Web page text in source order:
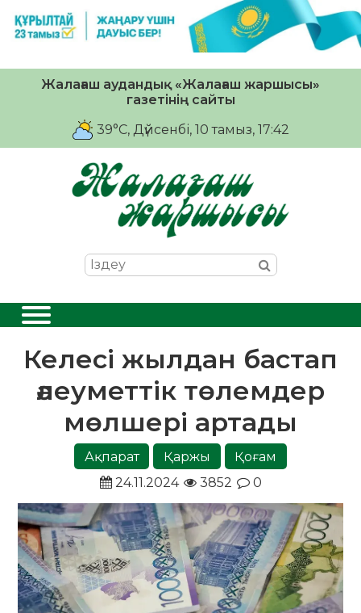
Жалағаш аудандық «Жалағаш жаршысы»
газетінің сайты
39°C, Дүйсенбі, 10 тамыз, 17:42
Келесі жылдан бастап
әлеуметтік төлемдер
мөлшері артады
Ақпарат Қаржы
Қоғам
24.11.2024
3852 0